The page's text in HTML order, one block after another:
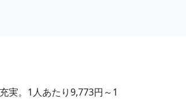
実。1人あたり9,773円～1